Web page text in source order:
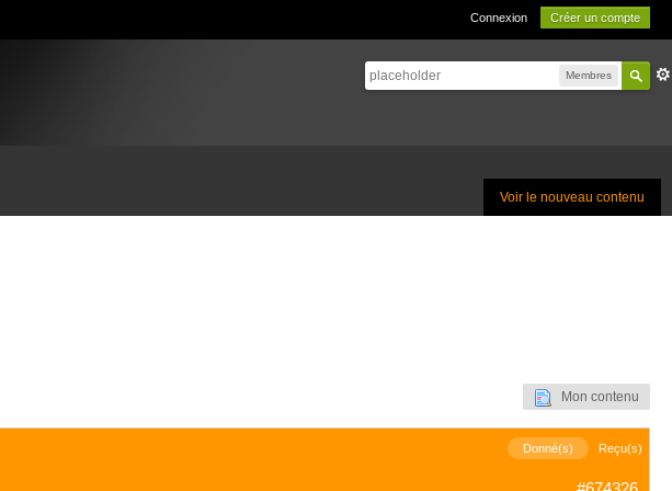
Connexion Créer un compte
Membres
Voir le nouveau contenu
Mon contenu
Donné(s) Reçu(s)